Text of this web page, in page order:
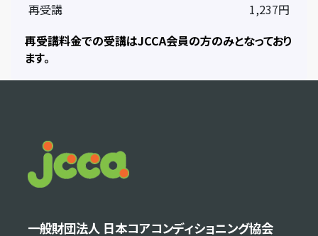
再受講
1,237円
再受講料金での受講はJCCA会員の方のみとなっており
ます。
一般財団法人 日本コアコンディショニング協会